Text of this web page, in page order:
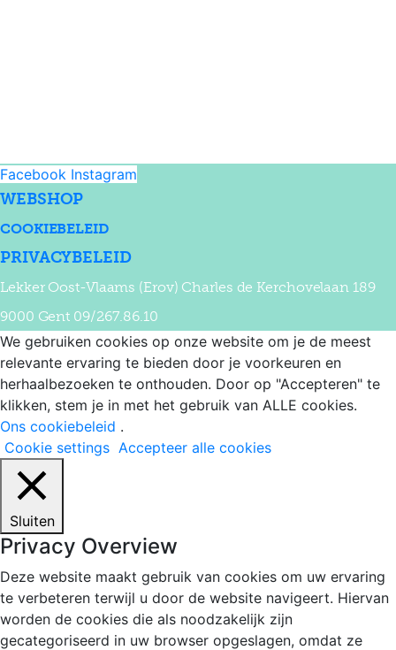
Facebook Instagram
WEBSHOP
COOKIEBELEID
PRIVACYBELEID
Lekker Oost-Vlaams (Erov) Charles de Kerchovelaan 189
9000 Gent 09/267.86.10
We gebruiken cookies op onze website om je de meest
relevante ervaring te bieden door je voorkeuren en
herhaalbezoeken te onthouden. Door op "Accepteren" te
klikken, stem je in met het gebruik van ALLE cookies.
Ons cookiebeleid .
Cookie settings Accepteer alle cookies
Sluiten
Privacy Overview
Deze website maakt gebruik van cookies om uw ervaring
te verbeteren terwijl u door de website navigeert. Hiervan
worden de cookies die als noodzakelijk zijn
gecategoriseerd in uw browser opgeslagen, omdat ze